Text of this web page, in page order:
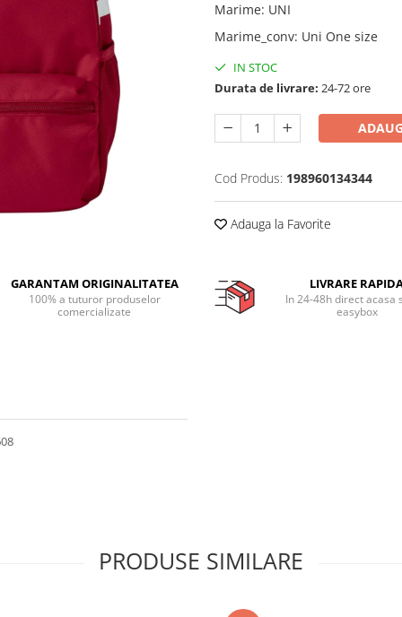
Marime: UNI
Marime_conv: Uni One size
IN STOC
Durata de livrare: 24-72 ore
Cod Produs: 198960134344
Adauga la Favorite
GARANTAM ORIGINALITATEA
100% a tuturor produselor
comercializate
LIVRARE
In 24-48h direct acasa
easybox
PRODUSE SIMILARE